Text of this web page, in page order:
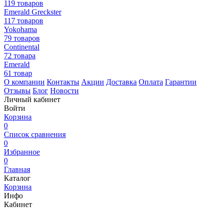
119 товаров
Emerald Greckster
117 товаров
Yokohama
79 товаров
Continental
72 товара
Emerald
61 товар
О компании Контакты Акции Доставка Оплата Гарантии
Отзывы Блог Новости
Личный кабинет
Войти
Корзина
0
Список сравнения
0
Избранное
0
Главная
Каталог
Корзина
Инфо
Кабинет